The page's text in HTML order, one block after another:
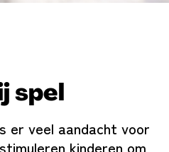
spel
er veel aandacht voor
kinderen om